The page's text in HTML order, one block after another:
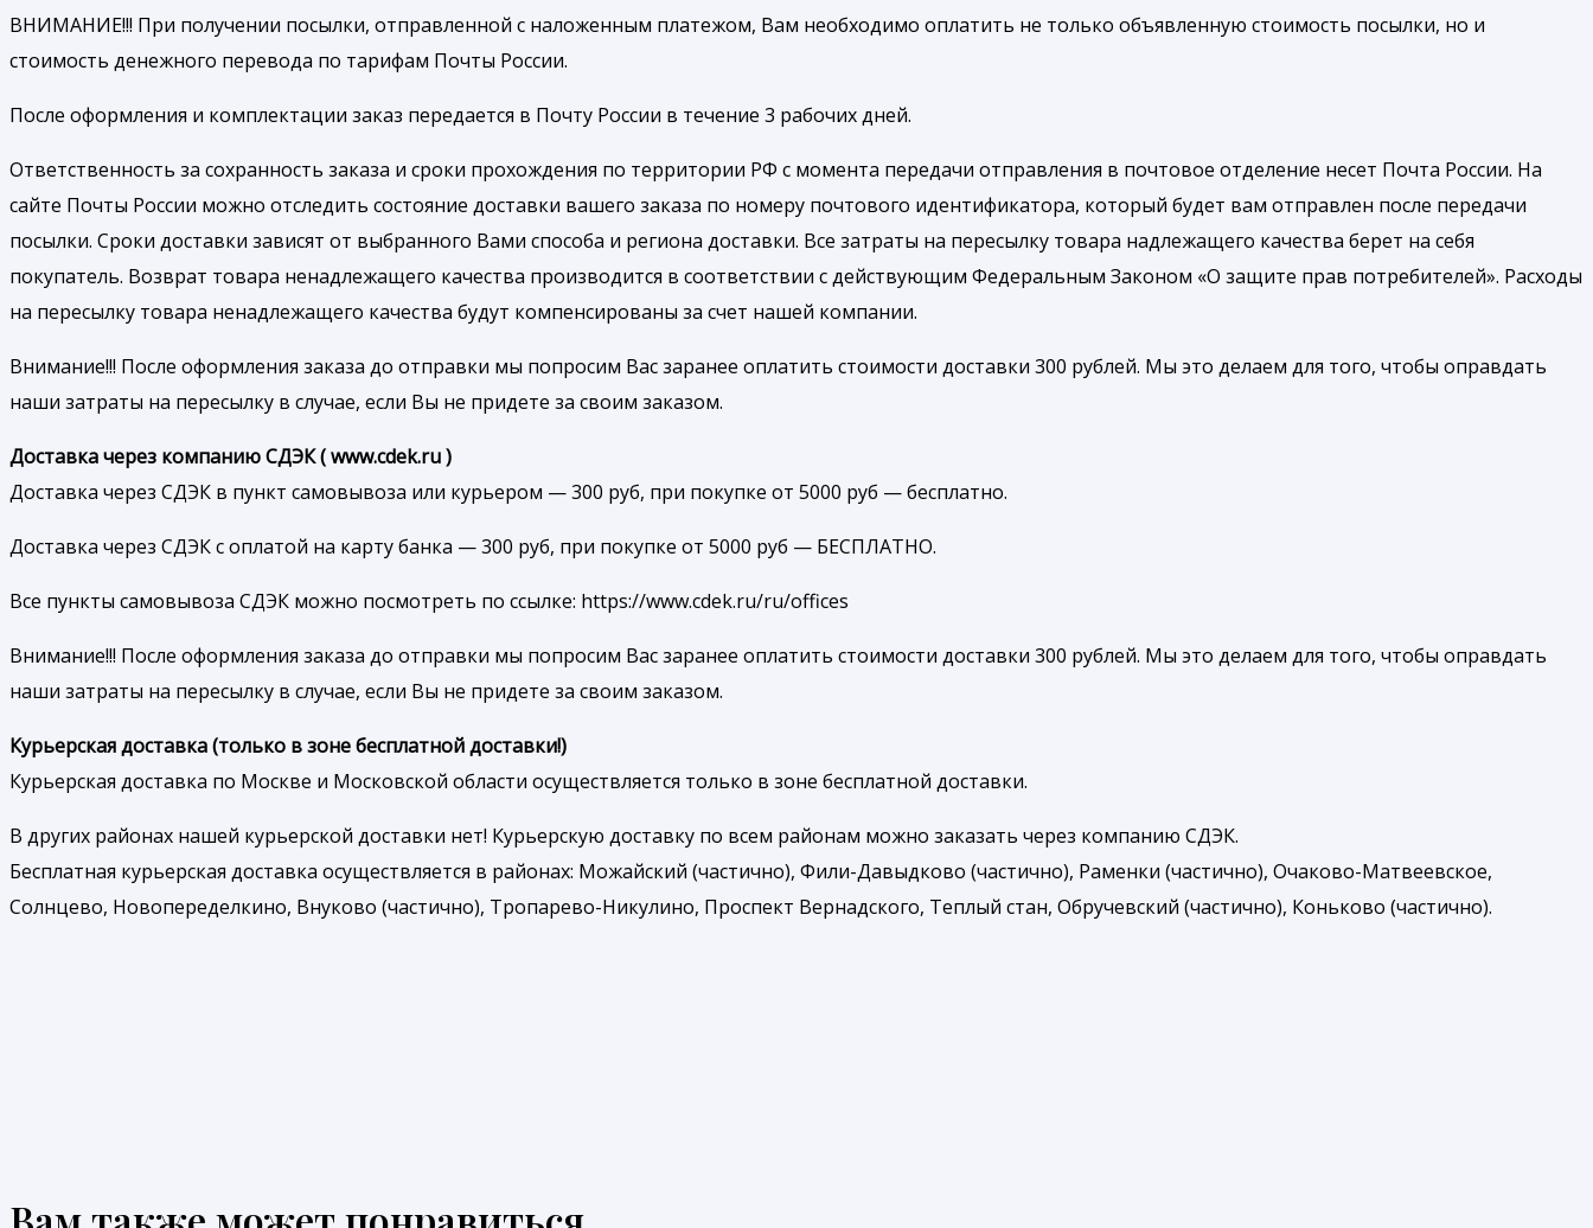
ВНИМАНИЕ!!! При получении посылки, отправленной с наложенным платежом, Вам необходимо оплатить не только объявленную стоимость посылки, но и
стоимость денежного перевода по тарифам Почты России.
После оформления и комплектации заказ передается в Почту России в течение 3 рабочих дней.
Ответственность за сохранность заказа и сроки прохождения по территории РФ с момента передачи отправления в почтовое отделение несет Почта России. На
сайте Почты России можно отследить состояние доставки вашего заказа по номеру почтового идентификатора, который будет вам отправлен после передачи
посылки. Сроки доставки зависят от выбранного Вами способа и региона доставки. Все затраты на пересылку товара надлежащего качества берет на себя
покупатель. Возврат товара ненадлежащего качества производится в соответствии с действующим Федеральным Законом «О защите прав потребителей». Расходы
на пересылку товара ненадлежащего качества будут компенсированы за счет нашей компании.
Внимание!!! После оформления заказа до отправки мы попросим Вас заранее оплатить стоимости доставки 300 рублей. Мы это делаем для того, чтобы оправдать
наши затраты на пересылку в случае, если Вы не придете за своим заказом.
Доставка через компанию СДЭК ( www.cdek.ru )
Доставка через СДЭК в пункт самовывоза или курьером — 300 руб, при покупке от 5000 руб — бесплатно.
Доставка через СДЭК с оплатой на карту банка — 300 руб, при покупке от 5000 руб — БЕСПЛАТНО.
Все пункты самовывоза СДЭК можно посмотреть по ссылке: https://www.cdek.ru/ru/offices
Внимание!!! После оформления заказа до отправки мы попросим Вас заранее оплатить стоимости доставки 300 рублей. Мы это делаем для того, чтобы оправдать
наши затраты на пересылку в случае, если Вы не придете за своим заказом.
Курьерская доставка (только в зоне бесплатной доставки!)
Курьерская доставка по Москве и Московской области осуществляется только в зоне бесплатной доставки.
В других районах нашей курьерской доставки нет! Курьерскую доставку по всем районам можно заказать через компанию СДЭК.
Бесплатная курьерская доставка осуществляется в районах: Можайский (частично), Фили-Давыдково (частично), Раменки (частично), Очаково-Матвеевское,
Солнцево, Новопеределкино, Внуково (частично), Тропарево-Никулино, Проспект Вернадского, Теплый стан, Обручевский (частично), Коньково (частично).